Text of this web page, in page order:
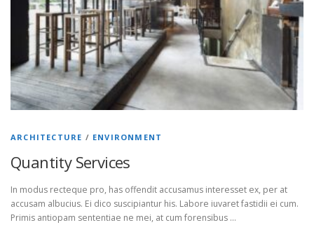
ARCHITECTURE / ENVIRONMENT
Quantity Services
In modus recteque pro, has offendit accusamus interesset ex, per at
accusam albucius. Ei dico suscipiantur his. Labore iuvaret fastidii ei cum.
Primis antiopam sententiae ne mei, at cum forensibus …